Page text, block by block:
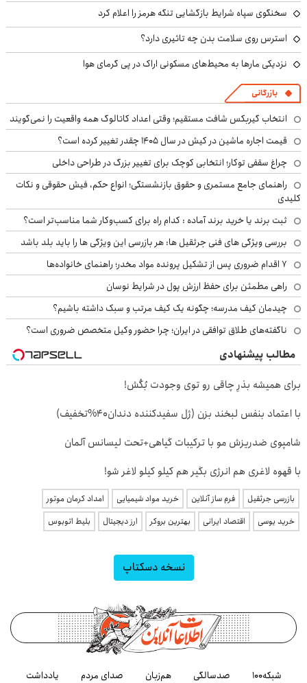
سخنگوی سپاه شرایط بازگشایی تنگه هرمز را اعلام کرد
استرس روی سلامت بدن چه تاثیری دارد؟
نزدیکی مارها به محیط‌های مسکونی اراک در پی گرمای هوا
بازرگانی
انتخاب گیربکس شافت مستقیم؛ وقتی اعداد کاتالوگ همه واقعیت را نمی‌گویند
قیمت اجاره ماشین در کیش در سال ۱۴۰۵ چقدر تغییر کرده است؟
چراغ سقفی توکار؛ انتخابی کوچک برای تغییر بزرگ در طراحی داخلی
راهنمای جامع مستمری و حقوق بازنشستگی؛ انواع حکم، فیش حقوقی و نکات
کلیدی
ثبت برند یا خرید برند آماده : کدام راه برای کسب‌وکار شما مناسب‌تر است؟
بررسی ویژگی های فنی جرثقیل ها: هر بازرسی این ویژگی ها را باید بلد باشد
۷ اقدام ضروری پس از تشکیل پرونده مواد مخدر؛ راهنمای خانواده‌ها
راهی مطمئن برای حفظ ارزش پول در شرایط نوسان
چیدمان کیف مدرسه؛ چگونه یک کیف مرتب و سبک داشته باشیم؟
ناگفته‌های طلاق توافقی در ایران؛ چرا حضور وکیل متخصص ضروری است؟
مطالب پیشنهادی
برای همیشه بذرِ چاقی رو توی وجودت بُکُش!
با اعتماد بنفس لبخند بزن (ژل سفیدکننده دندان40%تخفیف)
شامپوی ضدریزش مو با ترکیبات گیاهی+تحت لیسانس آلمان
با قهوه لاغری هم انرژی بگیر هم کیلو کیلو لاغر شو!
بازرسی جرثقیل فرم ساز آنلاین خرید مواد شیمیایی
امداد کرمان موتور
خرید یوسی
اقتصاد ایرانی بهترین بروکر ارز دیجیتال بلیط اتوبوس
نسخه دسکتاپ
شبکه۱۰۰ صدسالگی هم‌زبان صدای مردم یادداشت